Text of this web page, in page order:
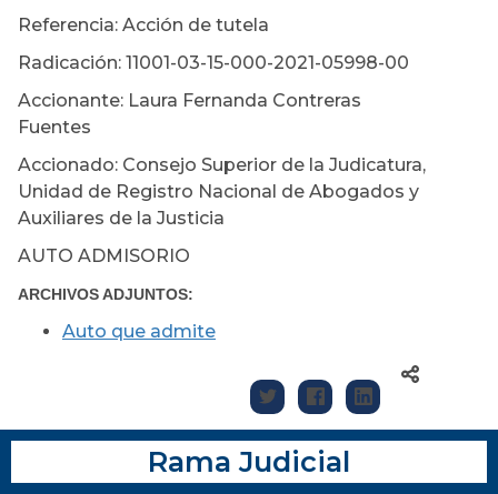
Referencia: Acción de tutela
Radicación: 11001-03-15-000-2021-05998-00
Accionante: Laura Fernanda Contreras
Fuentes
Accionado: Consejo Superior de la Judicatura,
Unidad de Registro Nacional de Abogados y
Auxiliares de la Justicia
AUTO ADMISORIO
ARCHIVOS ADJUNTOS:
Auto que admite
Rama Judicial